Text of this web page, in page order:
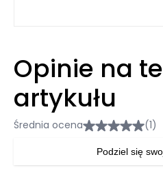
Opinie na
artykułu
Średnia ocena (1)
Podziel się